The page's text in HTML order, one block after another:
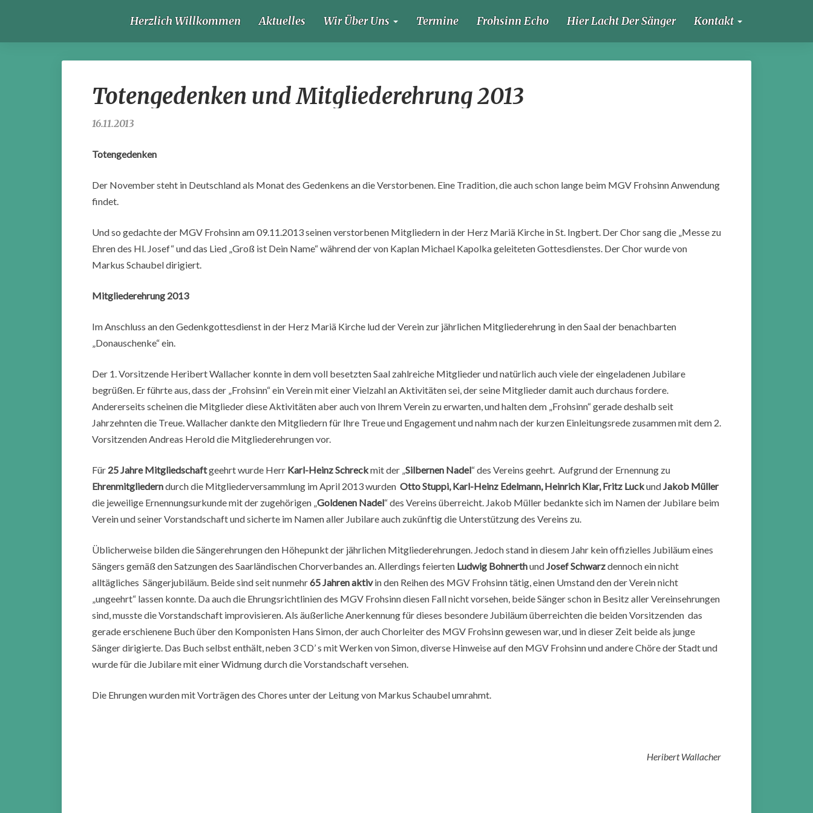
Herzlich Willkommen Aktuelles Wir Über Uns Termine Frohsinn Echo Hier Lacht Der Sänger Kontakt
und
Mitgliederehrung
Totengedenken und Mitgliederehrung 2013
16.11.2013
Totengedenken
Der November steht in Deutschland als Monat des Gedenkens an die Verstorbenen. Eine Tradition, die auch schon lange beim MGV Frohsinn Anwendung
findet.
Und so gedachte der MGV Frohsinn am 09.11.2013 seinen verstorbenen Mitgliedern in der Herz Mariä Kirche in St. Ingbert. Der Chor sang die „Messe zu
Ehren des Hl. Josef“ und das Lied „Groß ist Dein Name“ während der von Kaplan Michael Kapolka geleiteten Gottesdienstes. Der Chor wurde von
Markus Schaubel dirigiert.
Mitgliederehrung 2013
Im Anschluss an den Gedenkgottesdienst in der Herz Mariä Kirche lud der Verein zur jährlichen Mitgliederehrung in den Saal der benachbarten
„Donauschenke“ ein.
Der 1. Vorsitzende Heribert Wallacher konnte in dem voll besetzten Saal zahlreiche Mitglieder und natürlich auch viele der eingeladenen Jubilare
begrüßen. Er führte aus, dass der „Frohsinn“ ein Verein mit einer Vielzahl an Aktivitäten sei, der seine Mitglieder damit auch durchaus fordere.
Andererseits scheinen die Mitglieder diese Aktivitäten aber auch von Ihrem Verein zu erwarten, und halten dem „Frohsinn“ gerade deshalb seit
Jahrzehnten die Treue. Wallacher dankte den Mitgliedern für Ihre Treue und Engagement und nahm nach der kurzen Einleitungsrede zusammen mit dem 2.
Vorsitzenden Andreas Herold die Mitgliederehrungen vor.
Für 25 Jahre Mitgliedschaftgeehrt wurde Herr Karl-Heinz Schreckmit der „Silbernen Nadel“ des Vereins geehrt. Aufgrund der Ernennung zu
Ehrenmitgliederndurch die Mitgliederversammlung im April 2013 wurden Otto Stuppi, Karl-Heinz Edelmann, Heinrich Klar, Fritz LuckundJakob Müller
die jeweilige Ernennungsurkunde mit der zugehörigen „Goldenen Nadel“ des Vereins überreicht. Jakob Müller bedankte sich im Namen der Jubilare beim
Verein und seiner Vorstandschaft und sicherte im Namen aller Jubilare auch zukünftig die Unterstützung des Vereins zu.
Üblicherweise bilden die Sängerehrungen den Höhepunkt der jährlichen Mitgliederehrungen. Jedoch stand in diesem Jahr kein offizielles Jubiläum eines
Sängers gemäß den Satzungen des Saarländischen Chorverbandes an. Allerdings feierten Ludwig BohnerthundJosef Schwarzdennoch ein nicht
alltägliches Sängerjubiläum. Beide sind seit nunmehr65 Jahren aktivin den Reihen des MGV Frohsinn tätig, einen Umstand den der Verein nicht
„ungeehrt“ lassen konnte. Da auch die Ehrungsrichtlinien des MGV Frohsinn diesen Fall nicht vorsehen, beide Sänger schon in Besitz aller Vereinsehrungen
sind, musste die Vorstandschaft improvisieren. Als äußerliche Anerkennung für dieses besondere Jubiläum überreichten die beiden Vorsitzenden das
gerade erschienene Buch über den Komponisten Hans Simon, der auch Chorleiter des MGV Frohsinn gewesen war, und in dieser Zeit beide als junge
Sänger dirigierte. Das Buch selbst enthält, neben 3 CD’ s mit Werken von Simon, diverse Hinweise auf den MGV Frohsinn und andere Chöre der Stadt und
wurde für die Jubilare mit einer Widmung durch die Vorstandschaft versehen.
Die Ehrungen wurden mit Vorträgen des Chores unter der Leitung von Markus Schaubel umrahmt.
Heribert Wallacher